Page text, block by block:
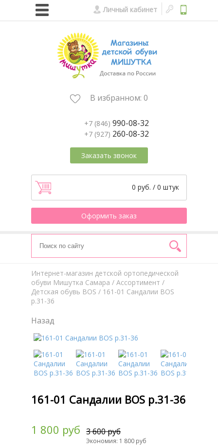
Личный кабинет
В избранном: 0
+7 (846) 990-08-32
+7 (927) 260-08-32
Заказать звонок
0 руб. / 0 штук
Оформить заказ
Интернет-магазин детской ортопедической
обуви Мишутка Самара / Aссортимент /
Детская обувь BOS / 161-01 Сандалии BOS
р.31-36
Назад
161-01 Сандалии BOS р.31-36
1 800 руб 3 600 руб
Экономия: 1 800 руб